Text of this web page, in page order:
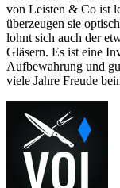
von Leisten & Co ist
überzeugen sie
lohnt sich auch der
Gläsern. Es ist eine
Aufbewahrung und
viele Jahre Freude